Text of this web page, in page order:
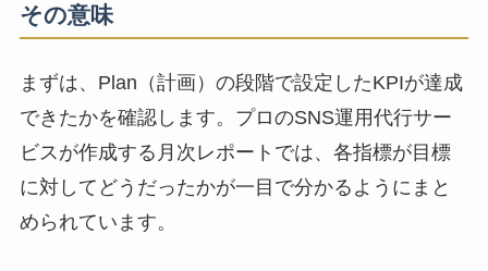
その意味
まずは、Plan（計画）の段階で設定したKPIが達成
できたかを確認します。プロのSNS運用代行サー
ビスが作成する月次レポートでは、各指標が目標
に対してどうだったかが一目で分かるようにまと
められています。